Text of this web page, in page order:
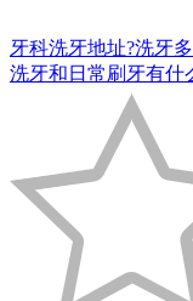
牙科洗牙地址?洗牙
洗牙和日常刷牙有什